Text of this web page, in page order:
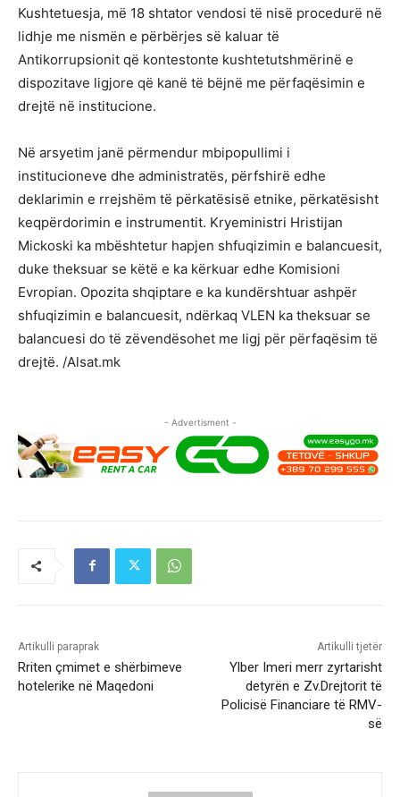
Kushtetuesja, më 18 shtator vendosi të nisë procedurë në
lidhje me nismën e përbërjes së kaluar të
Antikorrupsionit që kontestonte kushtetutshmërinë e
dispozitave ligjore që kanë të bëjnë me përfaqësimin e
drejtë në institucione.
Në arsyetim janë përmendur mbipopullimi i
institucioneve dhe administratës, përfshirë edhe
deklarimin e rrejshëm të përkatësisë etnike, përkatësisht
keqpërdorimin e instrumentit. Kryeministri Hristijan
Mickoski ka mbështetur hapjen shfuqizimin e balancuesit,
duke theksuar se këtë e ka kërkuar edhe Komisioni
Evropian. Opozita shqiptare e ka kundërshtuar ashpër
shfuqizimin e balancuesit, ndërkaq VLEN ka theksuar se
balancuesi do të zëvendësohet me ligj për përfaqësim të
drejtë. /Alsat.mk
- Advertisment -
Artikulli paraprak
Rriten çmimet e shërbimeve
hotelerike në Maqedoni
Artikulli tjetër
Ylber Imeri merr zyrtarisht
detyrën e Zv.Drejtorit të
Policisë Financiare të RMV-
së